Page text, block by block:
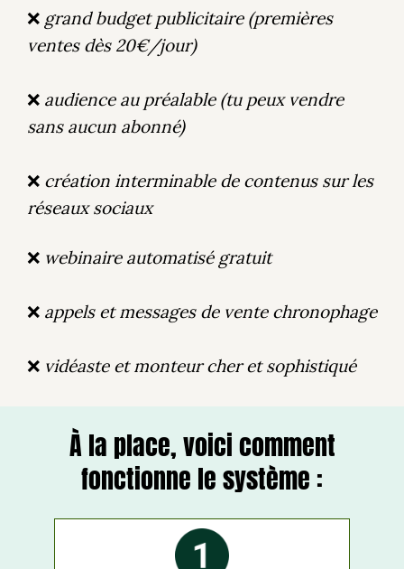
❌ grand budget publicitaire (premières
ventes dès 20€/jour)
❌ audience au préalable (tu peux vendre
sans aucun abonné)
❌ création interminable de contenus sur les
réseaux sociaux
❌ webinaire automatisé gratuit
❌ appels et messages de vente chronophage
❌ vidéaste et monteur cher et sophistiqué
À la place, voici comment
fonctionne le système :